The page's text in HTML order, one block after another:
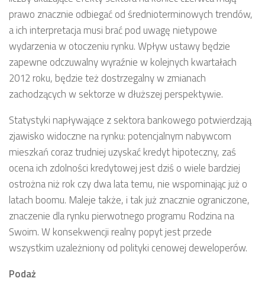
prawo znacznie odbiegać od średnioterminowych trendów,
a ich interpretacja musi brać pod uwagę nietypowe
wydarzenia w otoczeniu rynku. Wpływ ustawy będzie
zapewne odczuwalny wyraźnie w kolejnych kwartałach
2012 roku, będzie też dostrzegalny w zmianach
zachodzących w sektorze w dłuższej perspektywie.
Statystyki napływające z sektora bankowego potwierdzają
zjawisko widoczne na rynku: potencjalnym nabywcom
mieszkań coraz trudniej uzyskać kredyt hipoteczny, zaś
ocena ich zdolności kredytowej jest dziś o wiele bardziej
ostrożna niż rok czy dwa lata temu, nie wspominając już o
latach boomu. Maleje także, i tak już znacznie ograniczone,
znaczenie dla rynku pierwotnego programu Rodzina na
Swoim. W konsekwencji realny popyt jest przede
wszystkim uzależniony od polityki cenowej deweloperów.
Podaż